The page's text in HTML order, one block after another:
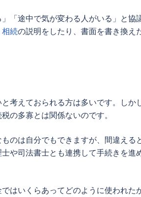
「途中で気が変わる人がいる」と協
相続の説明をしたり、書面を書き換え
考えておられる方は多いです。しかし
の多寡とは関係ないのです。
のは自分でもできますが、間違える
や司法書士とも連携して手続きを進
はいくらあってどのように使われた